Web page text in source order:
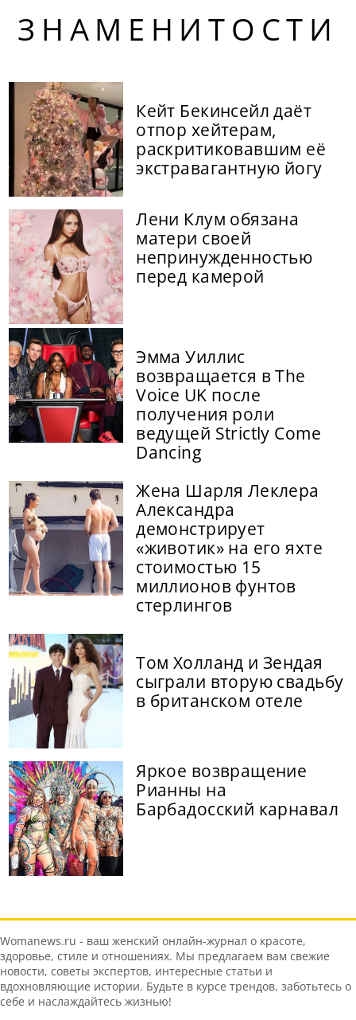
ЗНАМЕНИТОСТИ
Кейт Бекинсейл даёт
отпор хейтерам,
раскритиковавшим её
экстравагантную йогу
Лени Клум обязана
матери своей
непринужденностью
перед камерой
Эмма Уиллис
возвращается в The
Voice UK после
получения роли
ведущей Strictly Come
Dancing
Жена Шарля Леклера
Александра
демонстрирует
«животик» на его яхте
стоимостью 15
миллионов фунтов
стерлингов
Том Холланд и Зендая
сыграли вторую свадьбу
в британском отеле
Яркое возвращение
Рианны на
Барбадосский карнавал
Womanews.ru - ваш женский онлайн-журнал о красоте,
здоровье, стиле и отношениях. Мы предлагаем вам свежие
новости, советы экспертов, интересные статьи и
вдохновляющие истории. Будьте в курсе трендов, заботьтесь о
себе и наслаждайтесь жизнью!